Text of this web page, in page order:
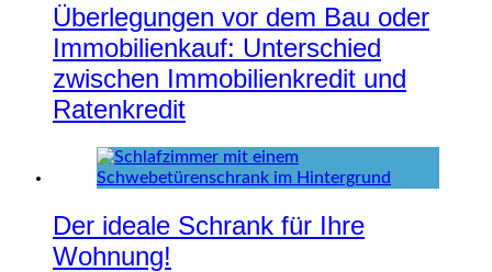
Überlegungen vor dem Bau oder
Immobilienkauf: Unterschied
zwischen Immobilienkredit und
Ratenkredit
Der ideale Schrank für Ihre
Wohnung!